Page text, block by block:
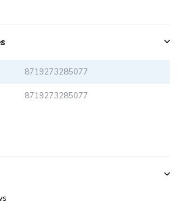
8719273285077
8719273285077